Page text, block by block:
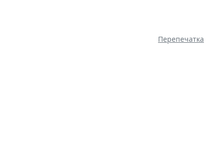
Перепечатка